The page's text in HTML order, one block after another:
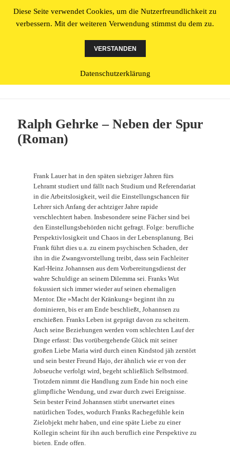
Literatur made in Osnabrück
Roman
Ralph Gehrke – Neben der Spur
(Roman)
Frank Lauer hat in den späten siebziger Jahren fürs
Lehramt studiert und fällt nach Studium und Referendariat
in die Arbeitslosigkeit, weil die Einstellungschancen für
Lehrer sich Anfang der achtziger Jahre rapide
verschlechtert haben. Insbesondere seine Fächer sind bei
den Einstellungsbehörden nicht gefragt. Folge: berufliche
Perspektivlosigkeit und Chaos in der Lebensplanung. Bei
Frank führt dies u.a. zu einem psychischen Schaden, der
ihn in die Zwangsvorstellung treibt, dass sein Fachleiter
Karl-Heinz Johannsen aus dem Vorbereitungsdienst der
wahre Schuldige an seinem Dilemma sei. Franks Wut
fokussiert sich immer wieder auf seinen ehemaligen
Mentor. Die »Macht der Kränkung« beginnt ihn zu
dominieren, bis er am Ende beschließt, Johannsen zu
erschießen. Franks Leben ist geprägt davon zu scheitern.
Auch seine Beziehungen werden vom schlechten Lauf der
Dinge erfasst: Das vorübergehende Glück mit seiner
großen Liebe Maria wird durch einen Kindstod jäh zerstört
und sein bester Freund Hajo, der ähnlich wie er von der
Jobseuche verfolgt wird, begeht schließlich Selbstmord.
Trotzdem nimmt die Handlung zum Ende hin noch eine
glimpfliche Wendung, und zwar durch zwei Ereignisse.
Sein bester Feind Johannsen stirbt unerwartet eines
natürlichen Todes, wodurch Franks Rachegefühle kein
Zielobjekt mehr haben, und eine späte Liebe zu einer
Kollegin scheint für ihn auch beruflich eine Perspektive zu
bieten. Ende offen.
Diese Seite verwendet Cookies, um die Nutzerfreundlichkeit zu
verbessern. Mit der weiteren Verwendung stimmst du dem zu.
VERSTANDEN
Datenschutzerklärung